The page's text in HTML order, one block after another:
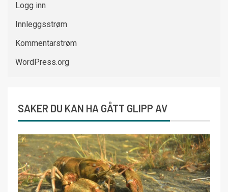
Logg inn
Innleggsstrøm
Kommentarstrøm
WordPress.org
SAKER DU KAN HA GÅTT GLIPP AV